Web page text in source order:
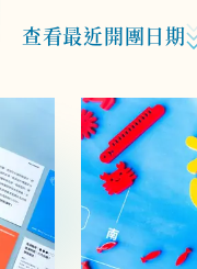
查看最近開團日期